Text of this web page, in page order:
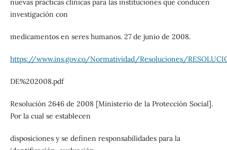
nuevas prácticas clínicas para las instituciones que conducen
investigación con
medicamentos en seres humanos. 27 de junio de 2008.
https://www.ins.gov.co/Normatividad/Resoluciones/
DE%202008.pdf
Resolución 2646 de 2008 [Ministerio de la Protección Social].
Por la cual se establecen
disposiciones y se definen responsabilidades para la